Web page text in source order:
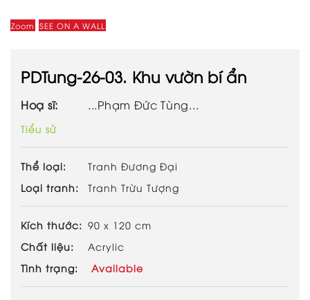
Zoom SEE ON A WALL
PDTung-26-03. Khu vườn bí ẩn
Hoạ sĩ: ...Phạm Đức Tùng...
Tiểu sử
Thể loại:
Tranh Đương Đại
Loại tranh:
Tranh Trừu Tượng
Kích thước: 90 x 120 cm
Chất liệu:
Acrylic
Tình trạng:
Available